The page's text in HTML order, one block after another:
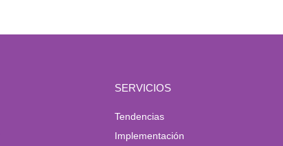
SERVICIOS
Tendencias
Implementación